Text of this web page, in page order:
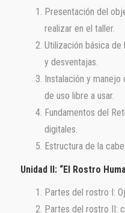
Presentación del
realizar en el taller.
Utilización básica de
y desventajas.
Instalación y
de uso libre a usar.
Fundamentos del
digitales.
Estructura de la
Unidad II: “El Rostro
Partes del rostro I:
Partes del rostro II: